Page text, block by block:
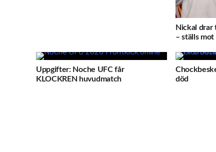
Nickal drar
– ställs
Uppgifter: Noche UFC får
KLOCKREN huvudmatch
död